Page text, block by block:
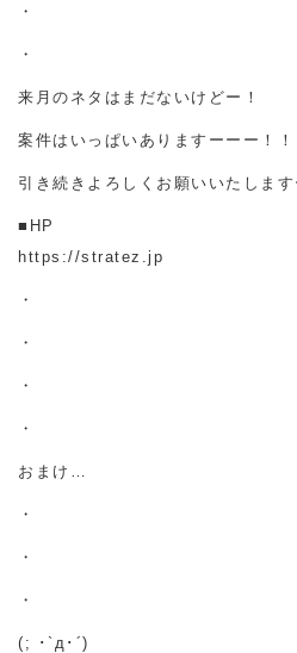
・
・
来月のネタはまだないけどー！
案件はいっぱいありますーーー！
引き続きよろしくお願いいたします
■HP
https://stratez.jp
・
・
・
・
おまけ…
・
・
・
(; ･`д･´)